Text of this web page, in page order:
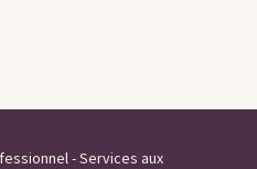
- Services aux